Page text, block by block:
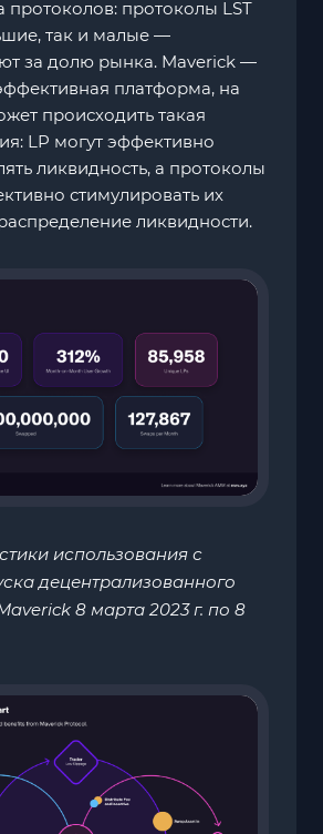
протоколы LST
так и малые —
за долю рынка. Maverick —
платформа, на
происходить такая
LP могут эффективно
ликвидность, а протоколы
стимулировать их
ликвидности.
использования с
децентрализованного
8 марта 2023 г. по 8